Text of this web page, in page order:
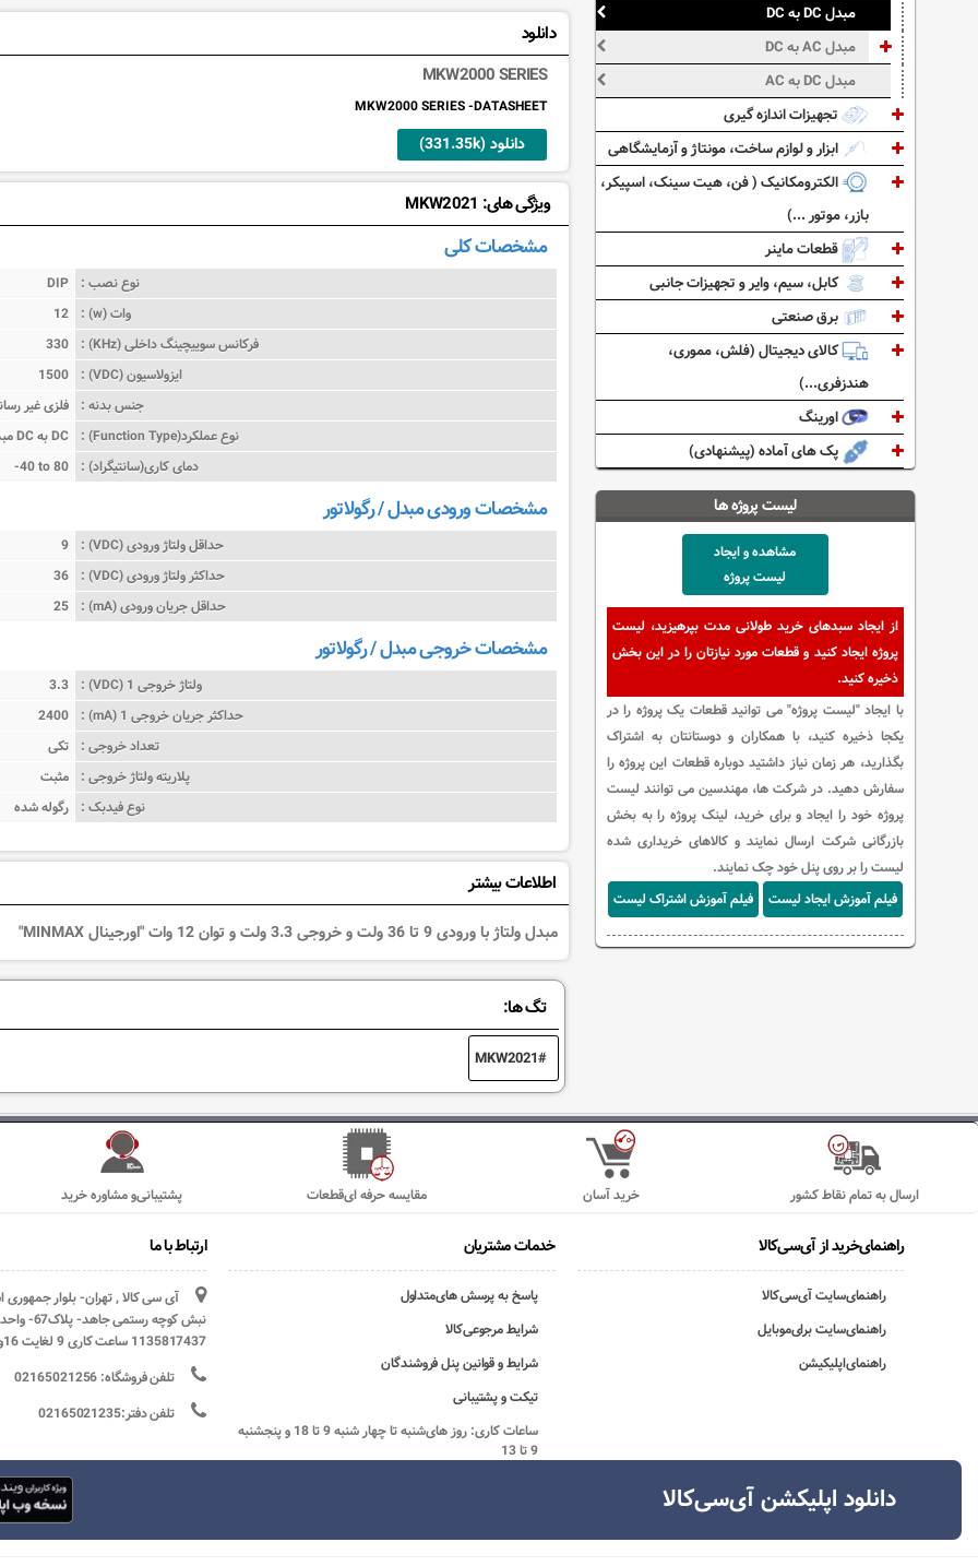
دانلود
MKW2000 SERIES
MKW2000 SERIES -DATASHEET
دانلود (331.35k)
ویژگی های: MKW2021
مشخصات کلی
نوع نصب :
DIP
وات (w) :
12
فرکانس سوییچینگ داخلی (KHz) :
330
ایزولاسیون (VDC) :
1500
جنس بدنه :
فلزی غیر
نوع عملکرد(Function Type) :
مبدل DC به DC
دمای کاری(سانتیگراد) :
-40 to 80
مشخصات ورودی مبدل / رگولاتور
حداقل ولتاژ ورودی (VDC) :
9
حداکثر ولتاژ ورودی (VDC) :
36
حداقل جریان ورودی (mA) :
25
مشخصات خروجی مبدل / رگولاتور
ولتاژ خروجی 1 (VDC) :
3.3
حداکثر جریان خروجی 1 (mA) :
2400
تعداد خروجی :
تکی
پلاریته ولتاژ خروجی :
مثبت
نوع فیدبک :
رگوله شده
اطلاعات بیشتر
مبدل ولتاژ با ورودی 9 تا 36 ولت و خروجی 3.3 ولت و توان 12 وات "اورجینال MINMAX"
تگ ها:
MKW2021
مبدل DC به DC
مبدل AC به DC
مبدل DC به AC
تجهیزات اندازه گیری
ابزار و لوازم ساخت، مونتاژ و آزمایشگاهی
الکترومکانیک ( فن، هیت سینک، اسپیکر،
بازر، موتور ...)
قطعات ماینر
کابل، سیم، وایر و تجهیزات جانبی
برق صنعتی
کالای دیجیتال (فلش، مموری،
هندزفری...)
اورینگ
پک های آماده (پیشنهادی)
لیست پروژه ها
مشاهده و ایجاد
لیست پروژه
از ایجاد سبدهای خرید طولانی مدت بپرهیزید، لیست
پروژه ایجاد کنید و قطعات مورد نیازتان را در این بخش
ذخیره کنید.
با ایجاد "لیست پروژه" می توانید قطعات یک پروژه را در
یکجا ذخیره کنید، با همکاران و دوستانتان به اشتراک
بگذارید، هر زمان نیاز داشتید دوباره قطعات این پروژه را
سفارش دهید. در شرکت ها، مهندسین می توانند لیست
پروژه خود را ایجاد و برای خرید، لینک پروژه را به بخش
بازرگانی شرکت ارسال نمایند و کالاهای خریداری شده
لیست را بر روی پنل خود چک نمایند.
فیلم آموزش ایجاد لیست
فیلم آموزش اشتراک لیست
پشتیبانی‌و مشاوره خرید مقایسه حرفه ای‌قطعات خرید آسان ارسال به تمام نقاط کشور
راهنمای‌خرید از آی‌سی‌کالا
راهنمای‌سایت آی‌سی‌کالا
راهنمای‌سایت برای‌موبایل
راهنمای‌اپلیکیشن
خدمات مشتریان
پاسخ به پرسش های‌متداول
شرایط مرجوعی‌کالا
شرایط و قوانین پنل فروشندگان
تیکت و پشتیبانی
ساعات کاری: روز های‌شنبه تا چهار شنبه 9 تا 18 و پنجشنبه
9 تا 13
ارتباط با ما
آی سی کالا , تهران- بلوار
1135817437 ساعت کاری 9 لغایت 16و پنج شنبه ها تعطیل
تلفن فروشگاه: 02165021256
تلفن دفتر:02165021235
دانلود اپلیکشن آی‌سی‌کالا